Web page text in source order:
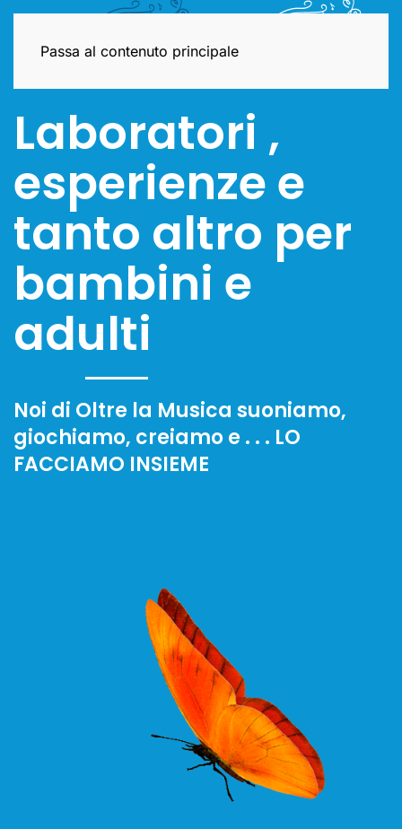
Passa al contenuto principale
Laboratori ,
esperienze e
tanto altro per
bambini e
adulti
Noi di Oltre la Musica suoniamo,
giochiamo, creiamo e . . . LO
FACCIAMO INSIEME